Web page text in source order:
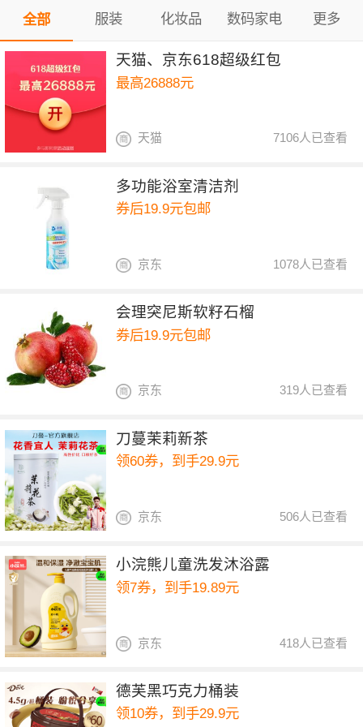
全部 服装 化妆品 数码家电 更多
天猫、京东618超级红包
最高26888元
7106人已查看
天猫
多功能浴室清洁剂
券后19.9元包邮
1078人已查看
京东
会理突尼斯软籽石榴
券后19.9元包邮
319人已查看
京东
刀蔓茉莉新茶
领60券，到手29.9元
506人已查看
京东
小浣熊儿童洗发沐浴露
领7券，到手19.89元
418人已查看
京东
德芙黑巧克力桶装
领10券，到手29.9元